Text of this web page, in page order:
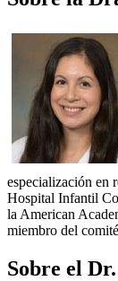
especialización en
Hospital Infantil
la American
miembro del
Sobre el